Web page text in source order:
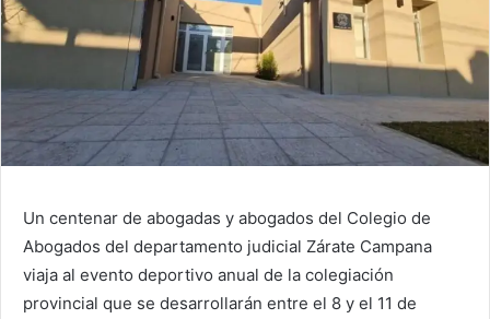
Un centenar de abogadas y abogados del Colegio de
Abogados del departamento judicial Zárate Campana
viaja al evento deportivo anual de la colegiación
provincial que se desarrollarán entre el 8 y el 11 de